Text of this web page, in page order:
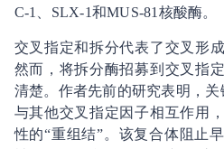
C-1、SLX-1和MUS-81核酸酶。
交叉指定和拆分代表了交叉形
然而，将拆分酶招募到交叉指
清楚。作者先前的研究表明，关
与其他交叉指定因子相互作用
性的“重组结”。该复合体阻止